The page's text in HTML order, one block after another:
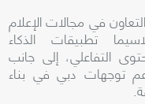
في مجالات الإعلام
تطبيقات الذكاء
التفاعلي، إلى جانب
توجهات دبي في بناء